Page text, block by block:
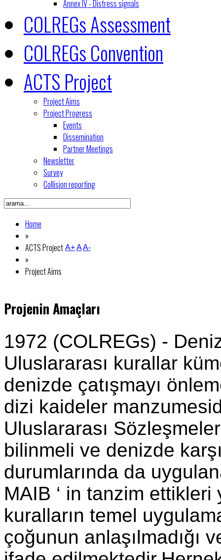
Annex IV - Distress signals
COLREGs Assessment
COLREGs Convention
ACTS Project
Project Aims
Project Progress
Events
Dissemination
Partner Meetings
Newsletter
Survey
Collision reporting
Home
»
ACTS Project
»
Project Aims
A+AA-
Projenin Amaçları
1972 (COLREGs) -
Uluslararası kurallar
denizde çatışmayı
dizi kaideler
Uluslararası
bilinmeli ve denizde
durumlarında da
MAIB ‘ in tanzim
kuralların temel
çoğunun anlaşılmadığı